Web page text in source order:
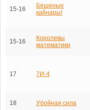
15-16
Бешеные
кайнары!
15-16
Королевы
математики
17 7И-4
18 Убойная сила